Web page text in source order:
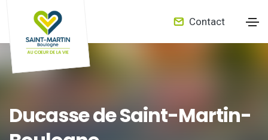
Contact
Ducasse de Saint-Martin-